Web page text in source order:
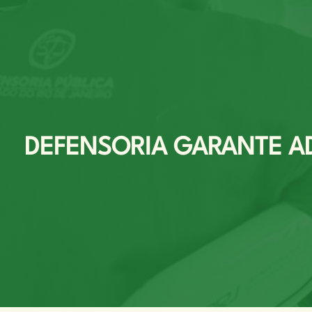
DEFENSORIA GARANTE